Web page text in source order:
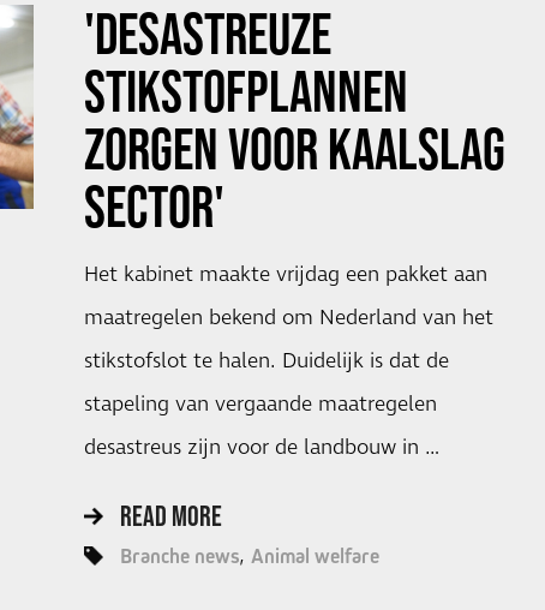
'DESASTREUZE
STIKSTOFPLANNEN
ZORGEN VOOR KAALSLAG
SECTOR'
Het kabinet maakte vrijdag een pakket aan
maatregelen bekend om Nederland van het
stikstofslot te halen. Duidelijk is dat de
stapeling van vergaande maatregelen
desastreus zijn voor de landbouw in …
READ MORE
Branche news Animal welfare